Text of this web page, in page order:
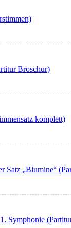
Broschur)
komplett)
Satz „Blumine“
Symphonie